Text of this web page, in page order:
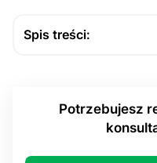
Spis treści:
Kiedy teleporada
zwolnienie online
Jak długo L4 przy
Potrzebujesz